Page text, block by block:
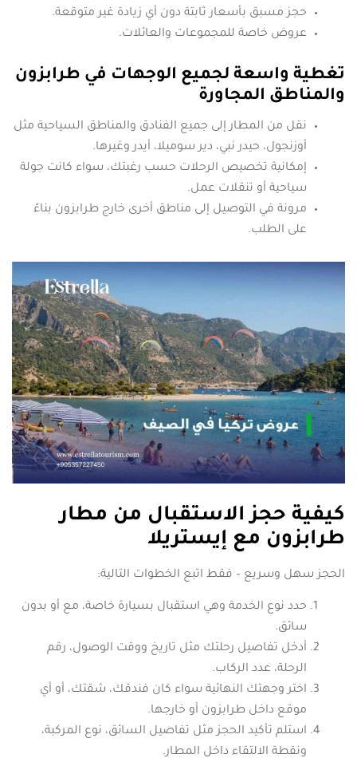
حجز مسبق بأسعار ثابتة دون أي زيادة غير متوقعة.
عروض خاصة للمجموعات والعائلات.
تغطية واسعة لجميع الوجهات في طرابزون
والمناطق المجاورة
نقل من المطار إلى جميع الفنادق والمناطق السياحية مثل
أوزنجول، حيدر نبي، دير سوميلا، أيدر وغيرها.
إمكانية تخصيص الرحلات حسب رغبتك، سواء كانت جولة
سياحية أو تنقلات عمل.
مرونة في التوصيل إلى مناطق أخرى خارج طرابزون بناءً
على الطلب.
كيفية حجز الاستقبال من مطار
طرابزون مع إيستريلا
الحجز سهل وسريع – فقط اتبع الخطوات التالية:
حدد نوع الخدمة وهي استقبال بسيارة خاصة، مع أو بدون
سائق.
أدخل تفاصيل رحلتك مثل تاريخ ووقت الوصول، رقم
الرحلة، عدد الركاب.
اختر وجهتك النهائية سواء كان فندقك، شقتك، أو أي
موقع داخل طرابزون أو خارجها.
استلم تأكيد الحجز مثل تفاصيل السائق، نوع المركبة،
ونقطة الالتقاء داخل المطار.